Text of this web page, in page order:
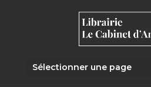
Sélectionner une page